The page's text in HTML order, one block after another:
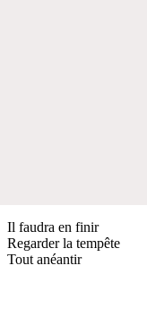
Il faudra en finir
Regarder la tempête
Tout anéantir